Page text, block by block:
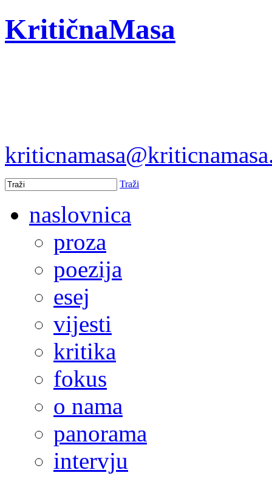
KritičnaMasa
Traži
naslovnica
proza
poezija
esej
vijesti
kritika
fokus
o nama
panorama
intervju